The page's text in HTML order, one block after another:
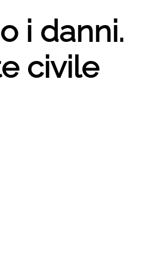
i danni.
civile